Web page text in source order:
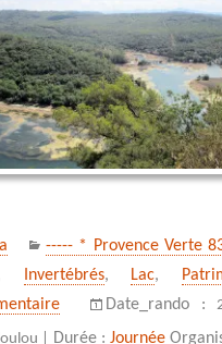
Catégories
----- * Provence Verte
Invertébrés, Lac,
sur Carcès, les chutes
Date_rando :
| Durée :Journée